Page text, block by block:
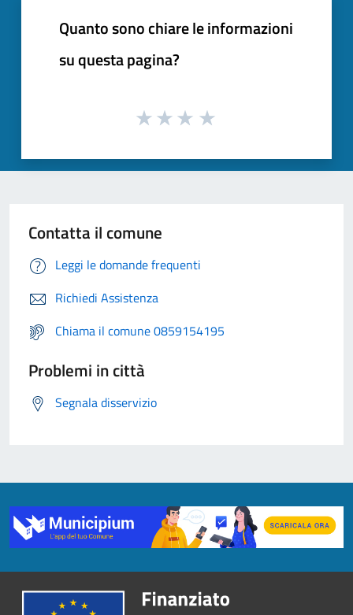
Quanto sono chiare le informazioni
su questa pagina?
Contatta il comune
Leggi le domande frequenti
Richiedi Assistenza
Chiama il comune 0859154195
Problemi in città
Segnala disservizio